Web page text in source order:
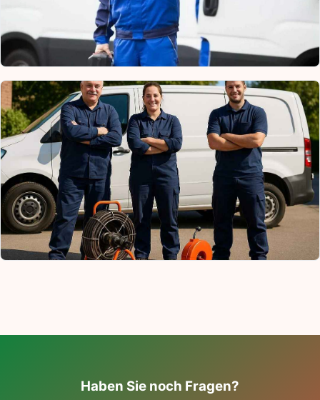
Haben Sie noch Fragen?